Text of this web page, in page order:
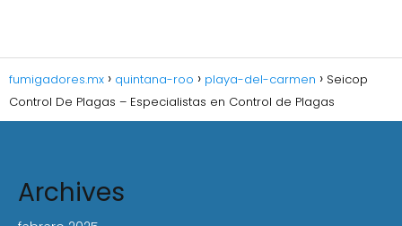
fumigadores.mx quintana-roo playa-del-carmen
Seicop
Control De Plagas – Especialistas en Control de Plagas
Archives